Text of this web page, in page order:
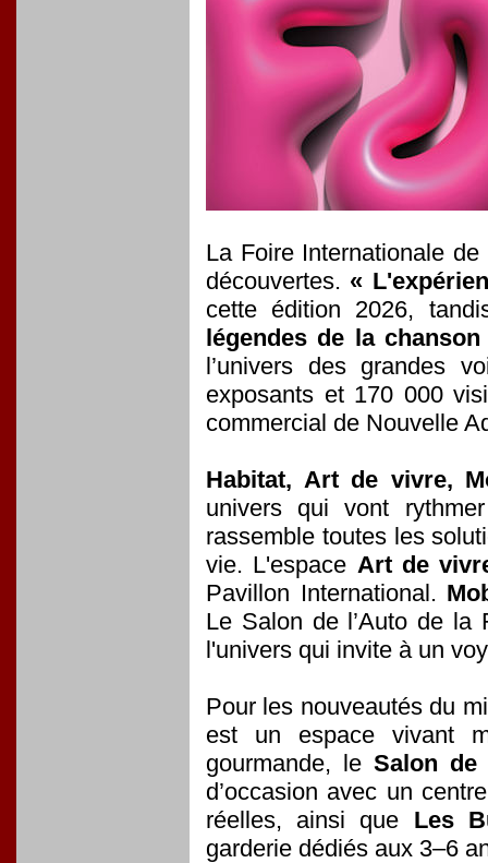
La Foire Internationale
découvertes. «
cette édition 2026,
légendes de la
l’univers des grandes
exposants et 170 000
commercial de Nouvelle
Habitat, Art de vivre,
univers qui vont
rassemble toutes les
vie. L'espace Art de
Pavillon International.
Le Salon de l’Auto de
l'univers qui invite à un
Pour les nouveautés du
est un espace vivant
gourmande, le Salon de
d’occasion avec un
réelles, ainsi que Les
garderie dédiés aux 3–6